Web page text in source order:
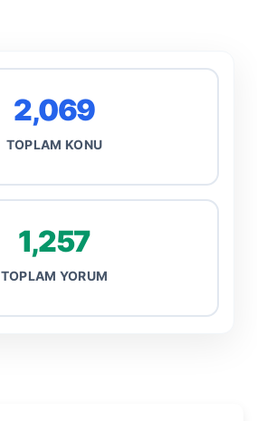
2,069
TOPLAM KONU
1,257
TOPLAM YORUM